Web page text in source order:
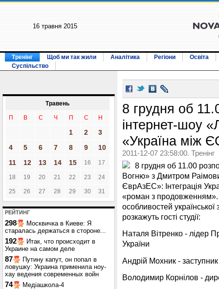
16 травня 2015
Тренінг Щоб ми так жили Аналітика Регіони
Освіта
Суспільство
Травень
П В С Ч П С Н
1 2
3
4
5 6 7 8 9
10
11
12 13 14 15 16 17
18 19 20 21 22 23 24
25 26 27 28 29 30 31
РЕЙТИНГ
298
Москвичка в Киеве: Я
старалась держаться в стороне...
192
Итак, что происходит в
Украине на самом деле
87
Путину капут, он попал в
ловушку: Украина применила ноу-
хау ведения современных войн
74 Медіашкола-4
8 грудня об
інтернет-шоу
«Україна між
2011-12-07 23:58:00. Тренінг
8 грудня об 11.00
Вогню» з Дмитром
ЄврАзЕС»: Інтеграція
«роман з продовженням».
особливостей української
розкажуть гості студії:
Наталя Вітренко - лідер
України
Андрій Мохник -
Володимир Корнілов -